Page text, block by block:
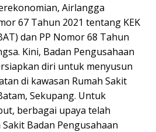
Airlangga
67 Tahun 2021 tentang KEK
dan PP Nomor 68 Tahun
Kini, Badan Pengusahaan
diri untuk menyusun
di kawasan Rumah Sakit
Sekupang. Untuk
berbagai upaya telah
Badan Pengusahaan